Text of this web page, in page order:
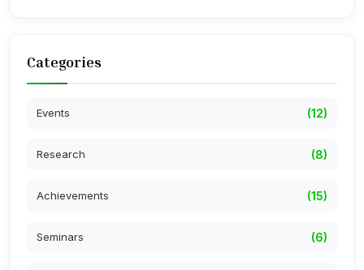
Categories
Events (12)
Research (8)
Achievements (15)
Seminars (6)